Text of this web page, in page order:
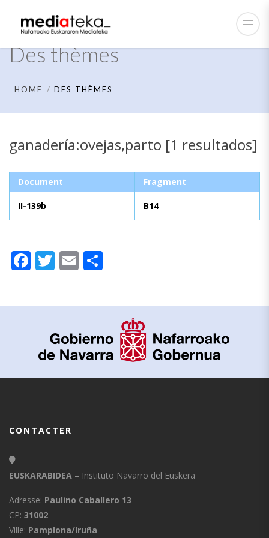
Des thèmes
HOME DES THÈMES
ganadería:ovejas,parto [1 resultados]
Document Fragment
II-139b B14
Facebook
Twitter
Email
CONTACTER
EUSKARABIDEA – Instituto Navarro del Euskera
Adresse: Paulino Caballero 13
CP: 31002
Ville: Pamplona/Iruña